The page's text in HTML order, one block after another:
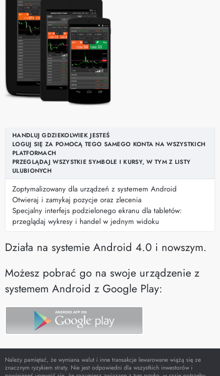
HANDLUJ GDZIEKOLWIEK JESTEŚ
LOGUJ SIĘ ZA POMOCĄ TEGO SAMEGO KONTA NA WSZYSTKICH
PLATFORMACH
PRZEGLĄDAJ WSZYSTKIE SYMBOLE I KURSY, W TYM Z LISTY
ULUBIONYCH
Zoptymalizowany dla urządzeń z systemem Android
Otwieraj i zamykaj pozycje oraz zlecenia
Specjalny interfejs podzielonego ekranu dla tabletów:
przeglądaj wykresy i handel w jednym widoku
Działa na systemie Android 4.0 i nowszym.
Możesz pobrać go na swoje urządzenie z
systemem Android z Google Play:
Należy pamiętać, że wymiana walut i inne transakcje lewarowane wiążą się ze
znacznym ryzykiem straty. Nie jest odpowiedni dla wszystkich inwestorów i